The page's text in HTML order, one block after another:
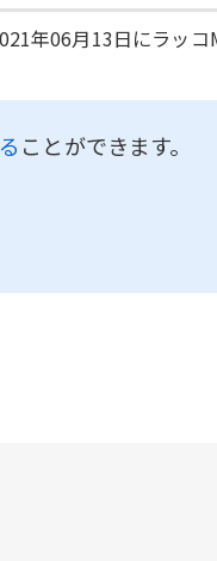
年06月13日にラッコ
ことができます。